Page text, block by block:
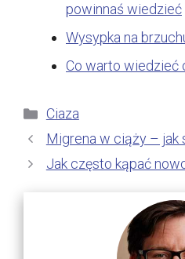
powinnaś wiedzieć
Wysypka na
Co warto wiedzieć
Kategorie
Ciaza
Migrena w ciąży – jak
Jak często kąpać